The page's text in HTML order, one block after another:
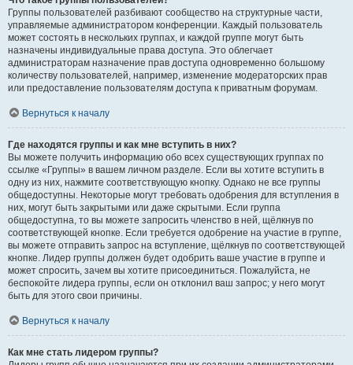
Группы пользователей разбивают сообщество на структурные части,
управляемые администратором конференции. Каждый пользователь
может состоять в нескольких группах, и каждой группе могут быть
назначены индивидуальные права доступа. Это облегчает
администраторам назначение прав доступа одновременно большому
количеству пользователей, например, изменение модераторских прав
или предоставление пользователям доступа к приватным форумам.
Вернуться к началу
Где находятся группы и как мне вступить в них?
Вы можете получить информацию обо всех существующих группах по
ссылке «Группы» в вашем личном разделе. Если вы хотите вступить в
одну из них, нажмите соответствующую кнопку. Однако не все группы
общедоступны. Некоторые могут требовать одобрения для вступления в
них, могут быть закрытыми или даже скрытыми. Если группа
общедоступна, то вы можете запросить членство в ней, щёлкнув по
соответствующей кнопке. Если требуется одобрение на участие в группе,
вы можете отправить запрос на вступление, щёлкнув по соответствующей
кнопке. Лидер группы должен будет одобрить ваше участие в группе и
может спросить, зачем вы хотите присоединиться. Пожалуйста, не
беспокойте лидера группы, если он отклонил ваш запрос; у него могут
быть для этого свои причины.
Вернуться к началу
Как мне стать лидером группы?